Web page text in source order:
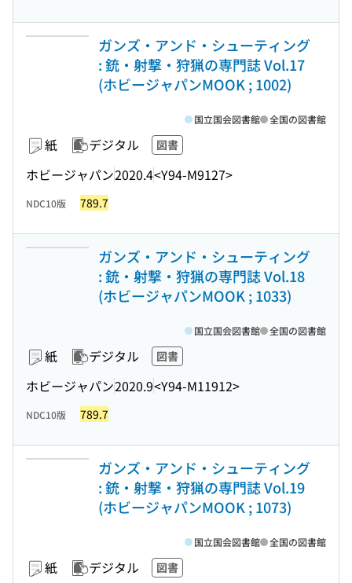
ガンズ・アンド・シューティング
: 銃・射撃・狩猟の専門誌 Vol.17
(ホビージャパンMOOK ; 1002)
紙 デジタル 図書
ホビージャパン2020.4<Y94-M9127>
国立国会図書館 全国の図書館
NDC10版 789.7
ガンズ・アンド・シューティング
: 銃・射撃・狩猟の専門誌 Vol.18
(ホビージャパンMOOK ; 1033)
紙 デジタル 図書
ホビージャパン2020.9<Y94-M11912>
国立国会図書館 全国の図書館
NDC10版 789.7
ガンズ・アンド・シューティング
: 銃・射撃・狩猟の専門誌 Vol.19
(ホビージャパンMOOK ; 1073)
紙 デジタル 図書
国立国会図書館 全国の図書館